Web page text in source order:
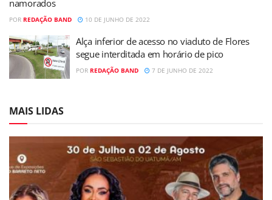
namorados
POR REDAÇÃO BAND 10 DE JUNHO DE 2022
Alça inferior de acesso no viaduto de Flores
segue interditada em horário de pico
POR REDAÇÃO BAND 7 DE JUNHO DE 2022
MAIS LIDAS